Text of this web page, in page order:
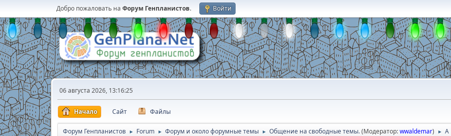
Добро пожаловать на Форум Генпланистов. Войти
06 августа 2026, 13:16:25
Начало Сайт Файлы
Форум Генпланистов ► Forum ► Форум и около форумные темы ► Общение на свободные темы.(Модератор:wwaldemar) ► А